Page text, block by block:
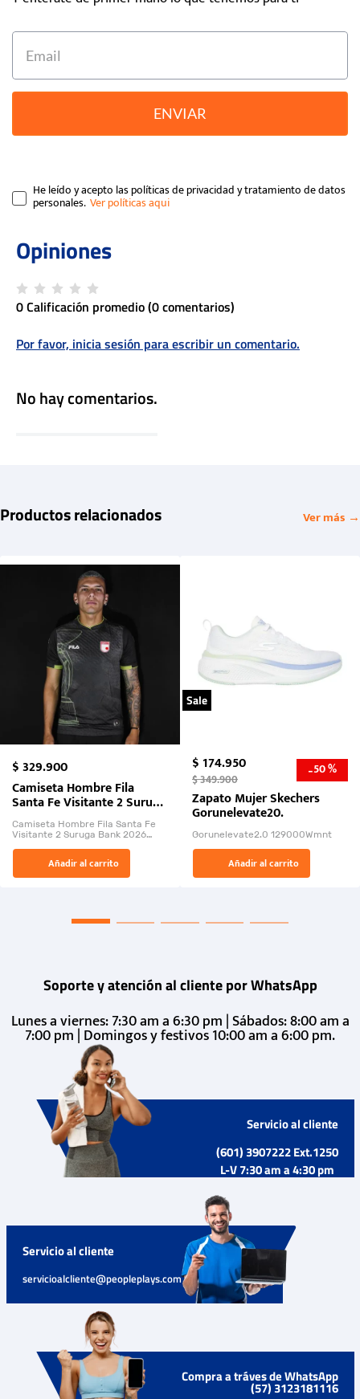
ENVIAR
He leído y acepto las políticas de privacidad y tratamiento de datos
personales.
0 Calificación promedio(0 comentarios)
Por favor, inicia sesión para escribir un comentario.
No hay comentarios.
Productos relacionados Ver más →
$329.900
Camiseta Hombre Fila
Santa Fe Visitante 2 Suruga
Bank 2026
Camiseta Hombre Fila Santa Fe
Visitante 2 Suruga Bank 2026
El Rugido del Sol Naciente:
“Primeros para la Et...
Añadir al carrito
Sale
$174.950
$349.900 -50 %
Zapato Mujer Skechers
Gorunelevate20.
Gorunelevate2.0 129000Wmnt
Añadir al carrito
Soporte y atención al cliente por WhatsApp
Lunes a viernes: 7:30 am a 6:30 pm | Sábados: 8:00 am a
7:00 pm | Domingos y festivos 10:00 am a 6:00 pm.
Servicio al cliente
(601) 3907222 Ext.1250
L-V 7:30 am a 4:30 pm
Servicio al cliente
servicioalcliente@peopleplays.com
Compra a tráves de WhatsApp
(57) 3123181116